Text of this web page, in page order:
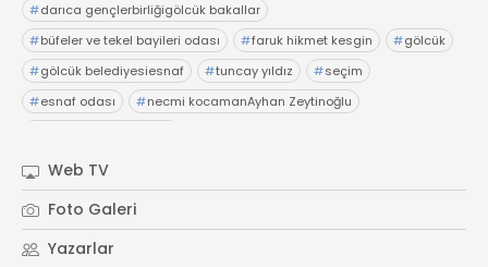
#darıca gençlerbirliğigölcük bakallar
#büfeler ve tekel bayileri odası #faruk hikmet kesgin #gölcük
#gölcük belediyesiesnaf #tuncay yıldız #seçim
#esnaf odası #necmi kocamanAyhan Zeytinoğlu
Web TV
Foto Galeri
Yazarlar